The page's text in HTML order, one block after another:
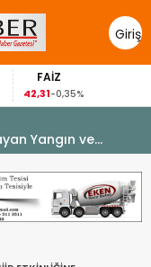
Giriş
Yap
88,60
Yangın ve